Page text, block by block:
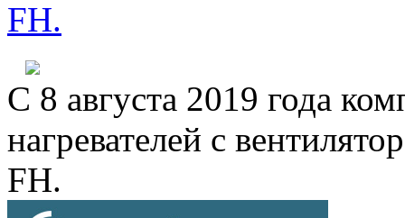
FH.
С 8 августа 2019 года
нагревателей с
FH.